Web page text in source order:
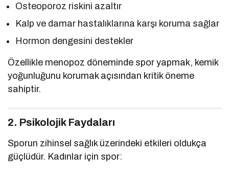
Osteoporoz riskini azaltır
Kalp ve damar hastalıklarına karşı koruma sağlar
Hormon dengesini destekler
Özellikle menopoz döneminde spor yapmak, kemik
yoğunluğunu korumak açısından kritik öneme
sahiptir.
2. Psikolojik Faydaları
Sporun zihinsel sağlık üzerindeki etkileri oldukça
güçlüdür. Kadınlar için spor: